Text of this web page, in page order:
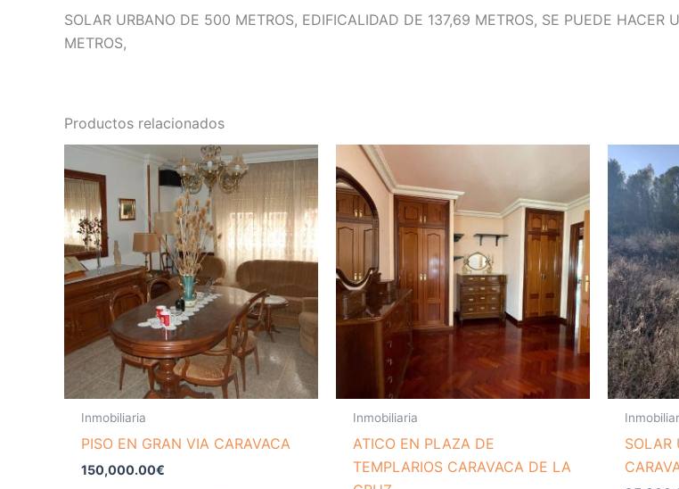
SOLAR URBANO DE 500 METROS, EDIFICALIDAD DE 137,69 METROS, SE PUEDE
METROS,
Productos relacionados
Inmobiliaria
PISO EN GRAN VIA CARAVACA
150,000.00€
Inmobiliaria
ATICO EN PLAZA DE
TEMPLARIOS CARAVACA DE LA
SOLAR